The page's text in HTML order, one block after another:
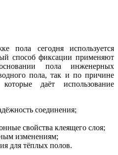
пола сегодня используется
способ фиксации применяют
пола инженерных
пола, так и по причине
даёт использование
соединения;
свойства клеящего слоя;
изменениям;
для тёплых полов.